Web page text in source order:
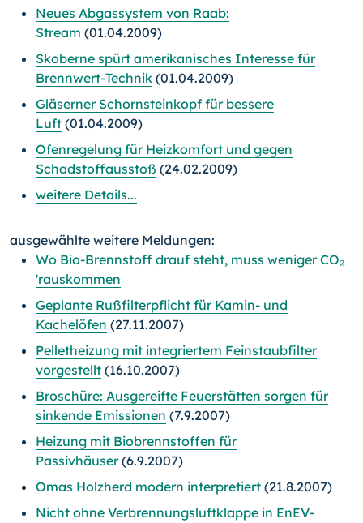
Neues Abgassystem von Raab:
Stream (01.04.2009)
Skoberne spürt amerikanisches Interesse für
Brennwert-Technik (01.04.2009)
Gläserner Schornsteinkopf für bessere
Luft (01.04.2009)
Ofenregelung für Heizkomfort und gegen
Schadstoffausstoß (24.02.2009)
weitere Details...
ausgewählte weitere Meldungen:
Wo Bio-Brennstoff drauf steht, muss weniger CO₂
'rauskommen
Geplante Rußfilterpflicht für Kamin- und
Kachelöfen (27.11.2007)
Pelletheizung mit integriertem Feinstaubfilter
vorgestellt (16.10.2007)
Broschüre: Ausgereifte Feuerstätten sorgen für
sinkende Emissionen (7.9.2007)
Heizung mit Biobrennstoffen für
Passivhäuser(6.9.2007)
Omas Holzherd modern interpretiert (21.8.2007)
Nicht ohne Verbrennungsluftklappe in EnEV-